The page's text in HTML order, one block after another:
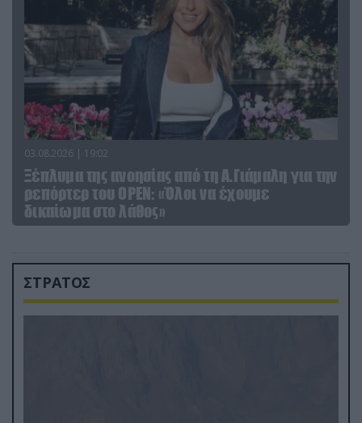
03.08.2026 | 19:02
Ξέπλυμα της ανοησίας από τη Α.Γιάμαλη για την
ρεπόρτερ του ΟΡΕΝ: «Όλοι να έχουμε
δικαίωμα στο λάθος»
ΣΤΡΑΤΟΣ